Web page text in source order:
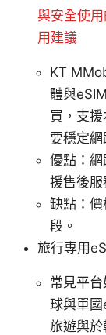
與安全使
用建議
KT
體與
買，支
要穩定網
優點：
援售後服
缺點：
段。
旅行專用
常見平
球與單
旅遊與於